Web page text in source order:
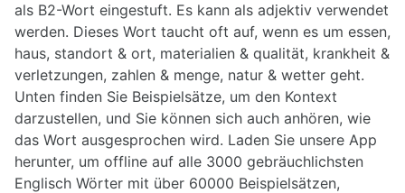
als B2-Wort eingestuft. Es kann als adjektiv verwendet
werden. Dieses Wort taucht oft auf, wenn es um essen,
haus, standort & ort, materialien & qualität, krankheit &
verletzungen, zahlen & menge, natur & wetter geht.
Unten finden Sie Beispielsätze, um den Kontext
darzustellen, und Sie können sich auch anhören, wie
das Wort ausgesprochen wird. Laden Sie unsere App
herunter, um offline auf alle 3000 gebräuchlichsten
Englisch Wörter mit über 60000 Beispielsätzen,